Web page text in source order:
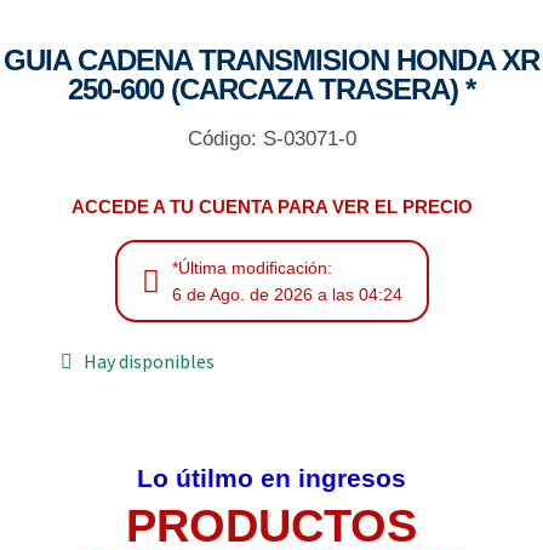
GUIA CADENA TRANSMISION HONDA XR
250-600 (CARCAZA TRASERA) *
Código: S-03071-0
ACCEDE A TU CUENTA PARA VER EL PRECIO
*Última modificación:
6 de Ago. de 2026 a las 04:24
Hay disponibles
Lo útilmo en ingresos
PRODUCTOS